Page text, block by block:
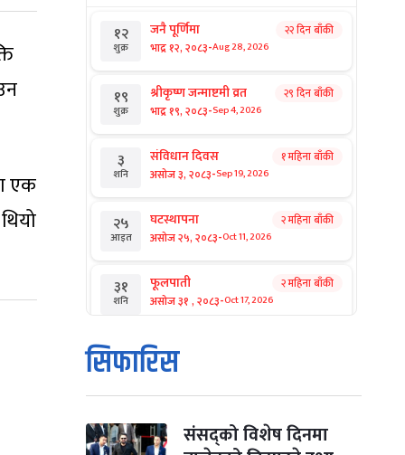
एक
१२
शुक्र
जनै पूर्णिमा
भाद्र १२, २०८३-Aug 28, 2026
२२ दिन बाँकी
१९
शुक्र
श्रीकृष्ण जन्माष्टमी व्रत
भाद्र १९, २०८३-Sep 4, 2026
२९ दिन बाँकी
३
शनि
संविधान दिवस
असोज ३, २०८३-Sep 19, 2026
१ महिना बाँकी
२५
आइत
घटस्थापना
असोज २५, २०८३-Oct 11, 2026
२ महिना बाँकी
३१
शनि
फूलपाती
असोज ३१ , २०८३-Oct 17, 2026
२ महिना बाँकी
१
आइत
कार्तिक सङ्क्रान्ति
कार्तिक १, २०८३
मंगल कार्तिक ३, २०८३-Oct 20, 2026
सिफारिस
संसद्को विशेष दिनमा